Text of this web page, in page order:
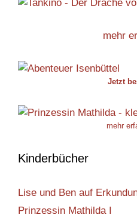
mehr
Jetzt
mehr
Kinderbücher
Lise und Ben auf
Prinzessin Mathilda I